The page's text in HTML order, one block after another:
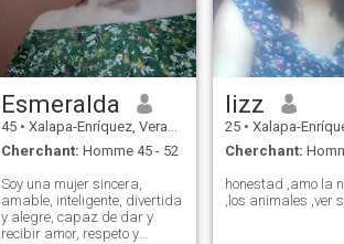
Esmeralda
45 • Xalapa-Enríquez, Veracruz, Mexique
Cherchant: Homme 45 - 52
Soy una mujer sincera,
amable, inteligente, divertida
y alegre, capaz de dar y
recibir amor, respeto y
lizz
25 • Xalapa-Enríquez,
Cherchant:
honestad ,amo la
,los animales ,ver